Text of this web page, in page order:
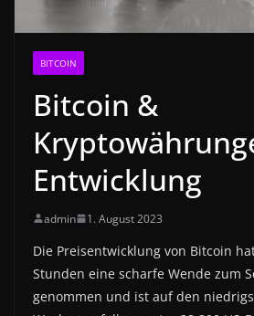
BITCOIN
Bitcoin &
Entwicklung
admin 1. August 2023
Die Preisentwicklung von Bitcoin
Stunden eine scharfe Wende zum
genommen und ist auf den